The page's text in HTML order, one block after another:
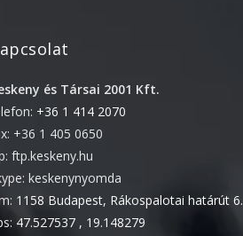
2018. december
2018. október
2018. június
2018. április
és Társai 2001 Kft.
+36 1 414 2070
+36 1 405 0650
ftp.keskeny.hu
keskenynyomda
1158 Budapest, Rákospalotai határút 6.
47.527537 , 19.148279